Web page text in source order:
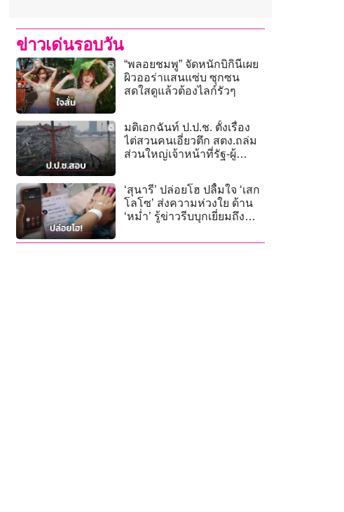
ข่าวเด่นรอบวัน
“พลอยชมพู” จัดหนักบิกินีเผย
ผิวออร่าแสนแซ่บ ซุกซน
สดใสดูแล้วต้องไลก์รัวๆ
มติเอกฉันท์ ป.ป.ช. ตั้งเรื่อง
ไต่สวนคนเอี่ยวตึก สตง.ถล่ม
ส่วนใหญ่เจ้าหน้าที่รัฐ-ผู้
‘สุนารี’ ปล่อยโฮ ปลื้มใจ ‘เสก
โลโซ’ ส่งความห่วงใย ด้าน
‘หม่ำ’ รู้ข่าวรีบบุกเยี่ยมถึง